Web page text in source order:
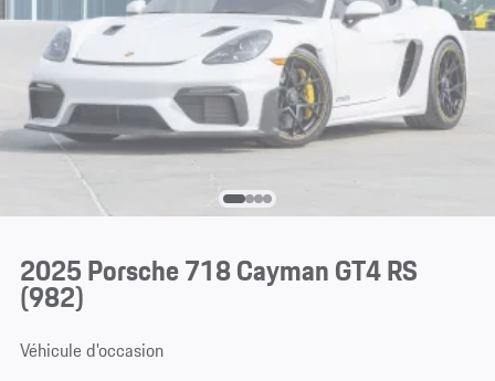
2025 Porsche 718 Cayman GT4 RS
(982)
Véhicule d'occasion